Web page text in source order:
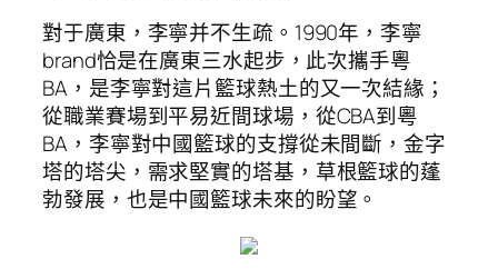
對于廣東，李寧并不生疏。1990年，李寧
brand恰是在廣東三水起步，此次攜手粵
BA，是李寧對這片籃球熱土的又一次結緣；
從職業賽場到平易近間球場，從CBA到粵
BA，李寧對中國籃球的支撐從未間斷，金字
塔的塔尖，需求堅實的塔基，草根籃球的蓬
勃發展，也是中國籃球未來的盼望。